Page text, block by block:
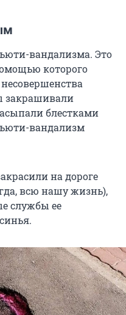
вандализма. Это
которого
закрашивали
блестками
вандализм
на дороге
всю нашу жизнь),
службы ее